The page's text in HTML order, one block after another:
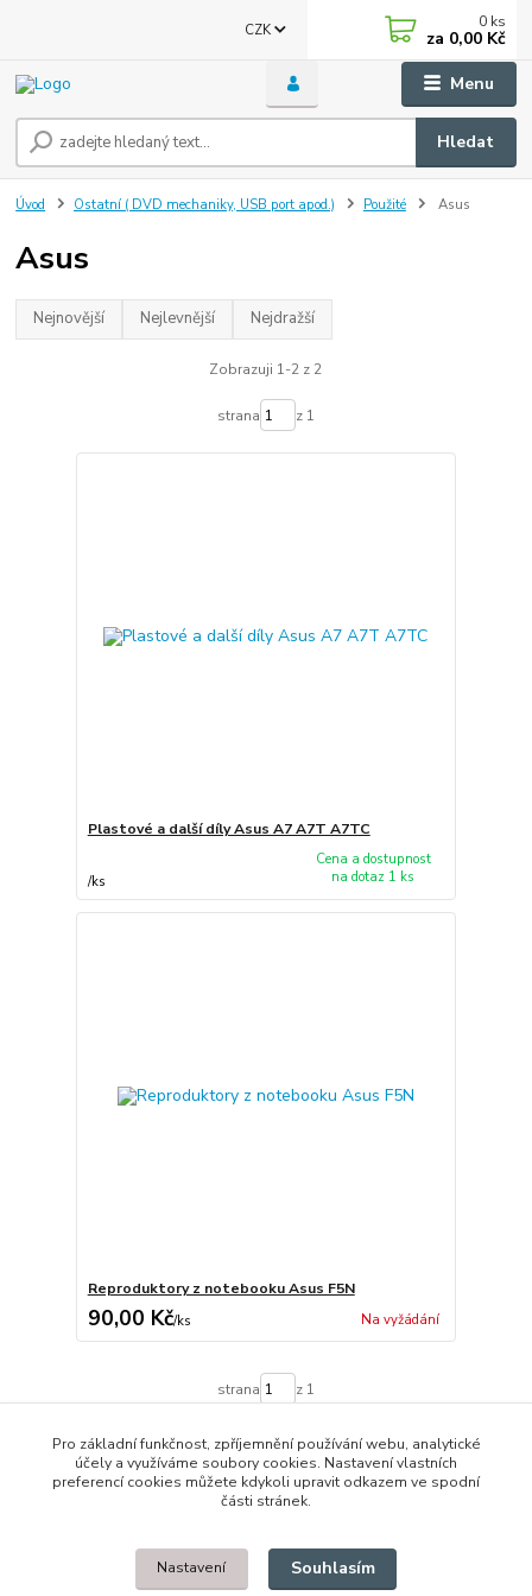
Menu
CZK
Hledat
0 ks
za 0,00 Kč
Úvod Ostatní ( DVD mechaniky, USB port apod.) Použité Asus
Asus
Nejnovější Nejlevnější Nejdražší
Zobrazuji 1-2 z 2
strana z 1
Plastové a další díly Asus A7 A7T A7TC
/ks
Cena a dostupnost
na dotaz 1 ks
Reproduktory z notebooku Asus F5N
90,00 Kč/ks Na vyžádání
strana z 1
© 2014 - 2025 Díly pro notebooky
Upravit sběr cookies.
Pro základní funkčnost, zpříjemnění používání webu, analytické
účely a využíváme soubory cookies. Nastavení vlastních
preferencí cookies můžete kdykoli upravit odkazem ve spodní
části stránek.
Nastavení Souhlasím